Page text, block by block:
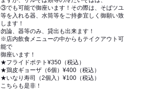
③でも可能で御座います！その際は、そばツユ
等を入れる器、水筒等をご持参宜しく御願い致
します！
勿論、器等のみ、貸出も出来ます！
※店内飲食メニューの中からもテイクアウト可
能で
御座います！
★フライドポテト¥350（税込）
★鶏皮ギョーザ（6個）¥400（税込）
★いなり寿司（2個入）¥100（税込）
こちらも是非！